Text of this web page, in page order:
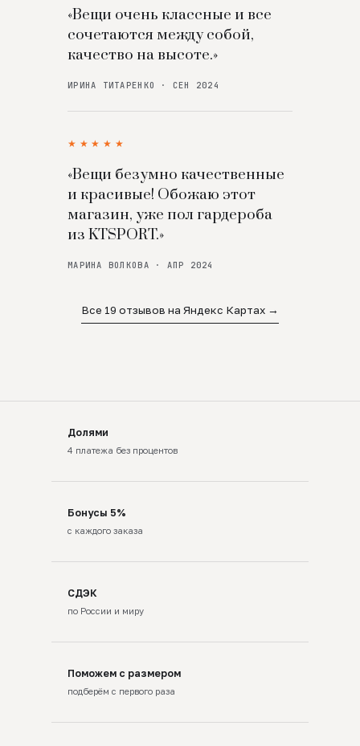
«Вещи очень классные и все
сочетаются между собой,
качество на высоте.»
ИРИНА ТИТАРЕНКО · СЕН 2024
★★★★★
«Вещи безумно качественные
и красивые! Обожаю этот
магазин, уже пол гардероба
из KTSPORT.»
МАРИНА ВОЛКОВА · АПР 2024
Все 19 отзывов на Яндекс Картах →
Долями
4 платежа без процентов
Бонусы 5%
с каждого заказа
СДЭК
по России и миру
Поможем с размером
подберём с первого раза